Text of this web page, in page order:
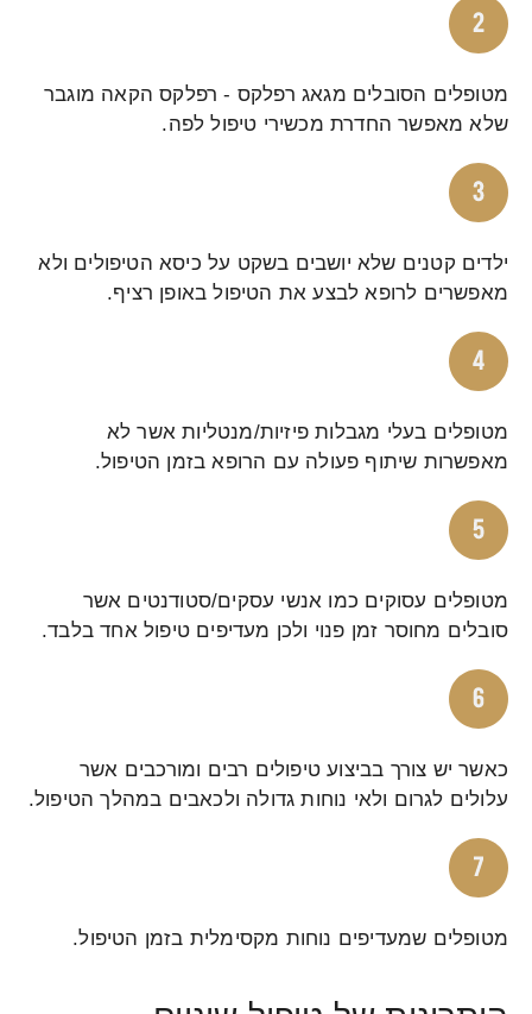
מטופלים הסובלים מגאג רפלקס - רפלקס הקאה מוגבר
שלא מאפשר החדרת מכשירי טיפול לפה.
ילדים קטנים שלא יושבים בשקט על כיסא הטיפולים ולא
מאפשרים לרופא לבצע את הטיפול באופן רציף.
מטופלים בעלי מגבלות פיזיות/מנטליות אשר לא
מאפשרות שיתוף פעולה עם הרופא בזמן הטיפול.
מטופלים עסוקים כמו אנשי עסקים/סטודנטים אשר
סובלים מחוסר זמן פנוי ולכן מעדיפים טיפול אחד בלבד.
כאשר יש צורך בביצוע טיפולים רבים ומורכבים אשר
עלולים לגרום ולאי נוחות גדולה ולכאבים במהלך הטיפול.
מטופלים שמעדיפים נוחות מקסימלית בזמן הטיפול.